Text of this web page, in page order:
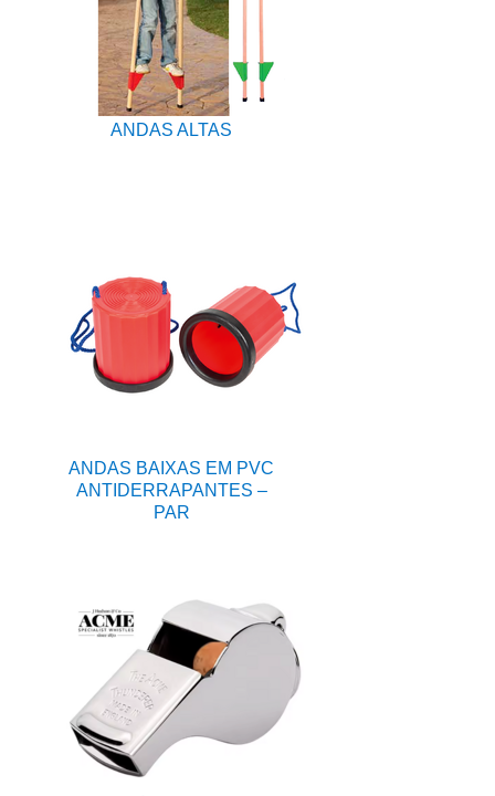
ANDAS ALTAS
ANDAS BAIXAS EM PVC
ANTIDERRAPANTES –
PAR